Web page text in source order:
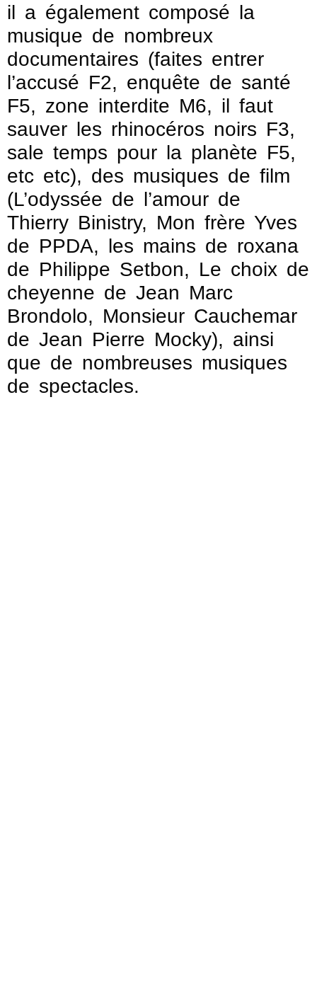
il a également composé la
musique de nombreux
documentaires (faites entrer
l’accusé F2, enquête de santé
F5, zone interdite M6, il faut
sauver les rhinocéros noirs F3,
sale temps pour la planète F5,
etc etc), des musiques de film
(L’odyssée de l’amour de
Thierry Binistry, Mon frère Yves
de PPDA, les mains de roxana
de Philippe Setbon, Le choix de
cheyenne de Jean Marc
Brondolo, Monsieur Cauchemar
de Jean Pierre Mocky), ainsi
que de nombreuses musiques
de spectacles.